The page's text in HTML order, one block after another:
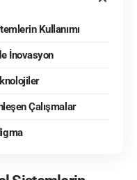
Kullanımı
İnovasyon
Çalışmalar